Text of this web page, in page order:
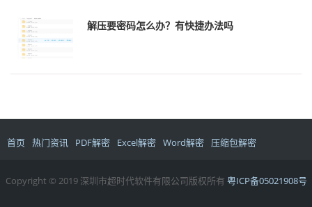
解压要密码怎么办？有快捷办法吗
首页 热门资讯 PDF解密 Excel解密 Word解密 压缩包解密
Copyright © 2019 深圳市超时代软件有限公司版权所有 粤ICP备05021908号